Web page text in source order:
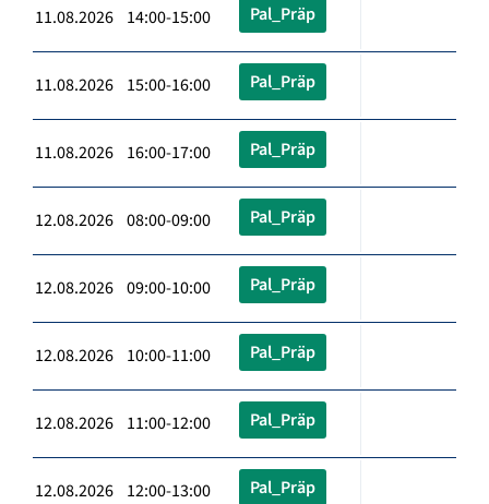
11.08.2026 14:00-15:00 Pal_Präp
11.08.2026 15:00-16:00 Pal_Präp
11.08.2026 16:00-17:00 Pal_Präp
12.08.2026 08:00-09:00 Pal_Präp
12.08.2026 09:00-10:00 Pal_Präp
12.08.2026 10:00-11:00 Pal_Präp
12.08.2026 11:00-12:00 Pal_Präp
12.08.2026 12:00-13:00 Pal_Präp